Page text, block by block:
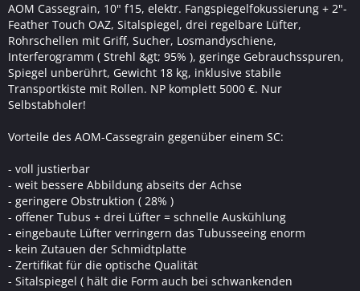
AOM Cassegrain, 10" f15, elektr. Fangspiegelfokussierung + 2"-
Feather Touch OAZ, Sitalspiegel, drei regelbare Lüfter,
Rohrschellen mit Griff, Sucher, Losmandyschiene,
Interferogramm ( Strehl &gt; 95% ), geringe Gebrauchsspuren,
Spiegel unberührt, Gewicht 18 kg, inklusive stabile
Transportkiste mit Rollen. NP komplett 5000 €. Nur
Selbstabholer!
Vorteile des AOM-Cassegrain gegenüber einem SC:
- voll justierbar
- weit bessere Abbildung abseits der Achse
- geringere Obstruktion ( 28% )
- offener Tubus + drei Lüfter = schnelle Auskühlung
- eingebaute Lüfter verringern das Tubusseeing enorm
- kein Zutauen der Schmidtplatte
- Zertifikat für die optische Qualität
- Sitalspiegel ( hält die Form auch bei schwankenden